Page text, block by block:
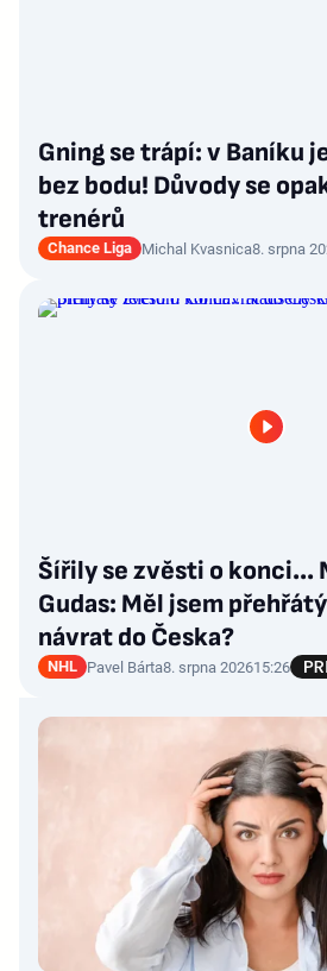
Gning se trápí: v Baníku
bez bodu! Důvody se
trenérů
Chance Liga Michal Kvasnica8. srpna
Šířily se zvěsti o konci...
Gudas: Měl jsem
návrat do Česka?
NHL Pavel Bárta8. srpna 202615:26